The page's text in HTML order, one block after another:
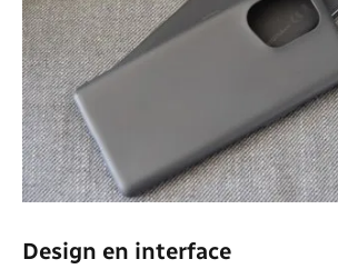
Design en interface